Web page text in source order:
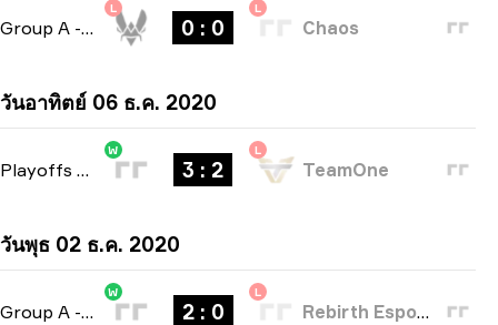
Group A - bo3
L
0 : 0
L
Chaos
วันอาทิตย์ 06 ธ.ค. 2020
Playoffs bo5
W
3 : 2
L
TeamOne
วันพุธ 02 ธ.ค. 2020
Group A - bo3
W
2 : 0
L
Rebirth Esports